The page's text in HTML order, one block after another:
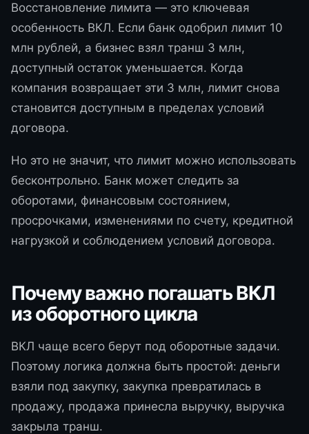
Восстановление лимита — это ключевая
особенность ВКЛ. Если банк одобрил лимит 10
млн рублей, а бизнес взял транш 3 млн,
доступный остаток уменьшается. Когда
компания возвращает эти 3 млн, лимит снова
становится доступным в пределах условий
договора.
Но это не значит, что лимит можно использовать
бесконтрольно. Банк может следить за
оборотами, финансовым состоянием,
просрочками, изменениями по счету, кредитной
нагрузкой и соблюдением условий договора.
Почему важно погашать ВКЛ
из оборотного цикла
ВКЛ чаще всего берут под оборотные задачи.
Поэтому логика должна быть простой: деньги
взяли под закупку, закупка превратилась в
продажу, продажа принесла выручку, выручка
закрыла транш.